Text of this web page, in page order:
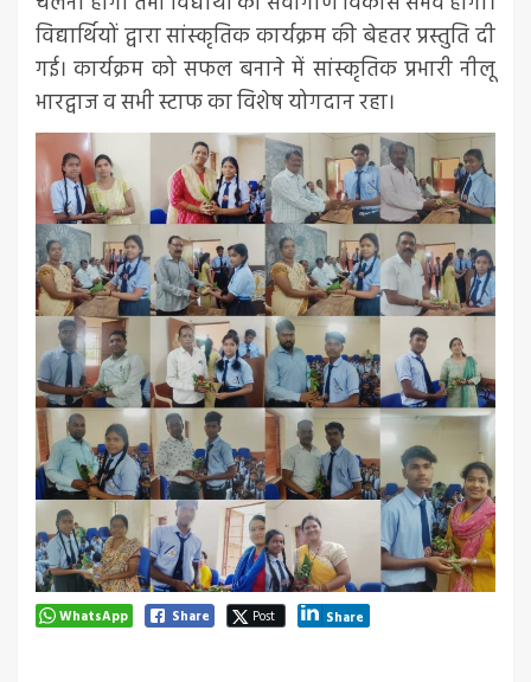
विद्यार्थियों द्वारा सांस्कृतिक कार्यक्रम की बेहतर प्रस्तुति दी
गई। कार्यक्रम को सफल बनाने में सांस्कृतिक प्रभारी नीलू
भारद्वाज व सभी स्टाफ का विशेष योगदान रहा।
WhatsApp Share Post Share